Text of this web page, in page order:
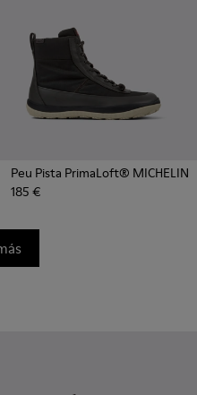
Peu Pista PrimaLoft® MICHELIN
185 €